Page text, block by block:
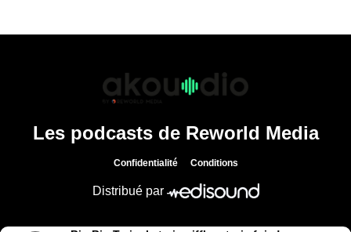
00:34:07 - IL Y A 3 ANS
Bien qu’il ait troqué la légion étrangère à laquelle
Pour Alice Tourbier, l’hôtellerie de luxe est avant
tout une histoire de famille. En 1999, lorsqu...
Les podcasts de Reworld Media
Confidentialité Conditions
Distribué par